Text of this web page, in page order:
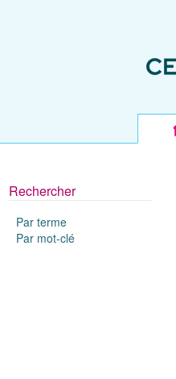
Rechercher
Par terme
Par mot-clé